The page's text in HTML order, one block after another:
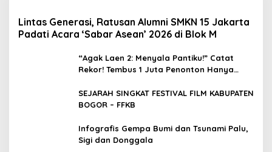
Lintas Generasi, Ratusan Alumni SMKN 15 Jakarta
Padati Acara ‘Sabar Asean’ 2026 di Blok M
“Agak Laen 2: Menyala Pantiku!” Catat
Rekor! Tembus 1 Juta Penonton Hanya
SEJARAH SINGKAT FESTIVAL FILM KABUPATEN
BOGOR – FFKB
Infografis Gempa Bumi dan Tsunami Palu,
Sigi dan Donggala